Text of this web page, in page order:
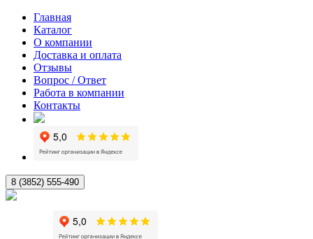
Главная
Каталог
О компании
Доставка и оплата
Отзывы
Вопрос / Ответ
Работа в компании
Контакты
8 (3852) 555-490